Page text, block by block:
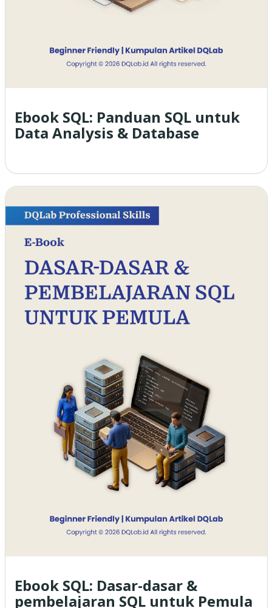
Ebook SQL: Panduan SQL untuk
Data Analysis & Database
Ebook SQL: Dasar-dasar &
pembelajaran SQL untuk Pemula